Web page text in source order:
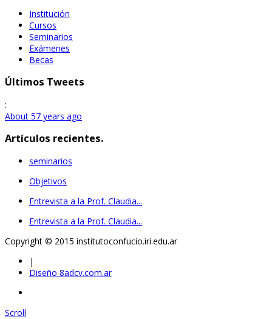
Institución
Cursos
Seminarios
Exámenes
Becas
Últimos Tweets
:
About 57 years ago
Artículos recientes.
seminarios
Objetivos
Entrevista a la Prof. Claudia...
Entrevista a la Prof. Claudia...
Copyright © 2015 institutoconfucio.iri.edu.ar
|
Diseño 8adcv.com.ar
Scroll